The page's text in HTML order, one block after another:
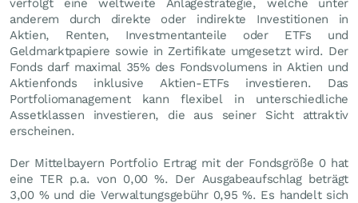
verfolgt eine weltweite Anlagestrategie, welche unter
anderem durch direkte oder indirekte Investitionen in
Aktien, Renten, Investmentanteile oder ETFs und
Geldmarktpapiere sowie in Zertifikate umgesetzt wird. Der
Fonds darf maximal 35% des Fondsvolumens in Aktien und
Aktienfonds inklusive Aktien-ETFs investieren. Das
Portfoliomanagement kann flexibel in unterschiedliche
Assetklassen investieren, die aus seiner Sicht attraktiv
erscheinen.
Der Mittelbayern Portfolio Ertrag mit der Fondsgröße 0 hat
eine TER p.a. von 0,00 %. Der Ausgabeaufschlag beträgt
3,00 % und die Verwaltungsgebühr 0,95 %. Es handelt sich